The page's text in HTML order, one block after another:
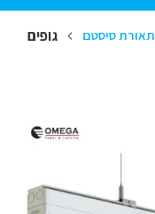
תאורת סיסטם גופים